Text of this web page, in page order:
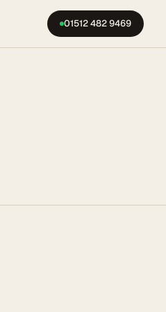
01512 482 9469